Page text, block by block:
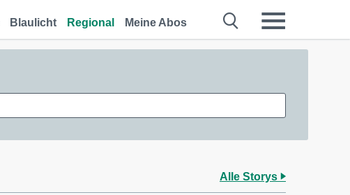
Blaulicht Regional Meine Abos
Alle Storys